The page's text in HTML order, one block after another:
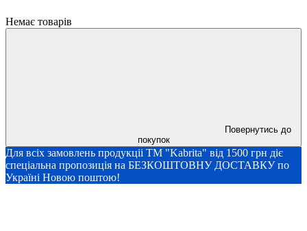
Немає товарів
Повернутись до
покупок
Для всіх замовлень продукціі ТМ "Kabrita" від 1500 грн діє
спеціальна пропозиція на БЕЗКОШТОВНУ ДОСТАВКУ по
Україні Новою поштою!